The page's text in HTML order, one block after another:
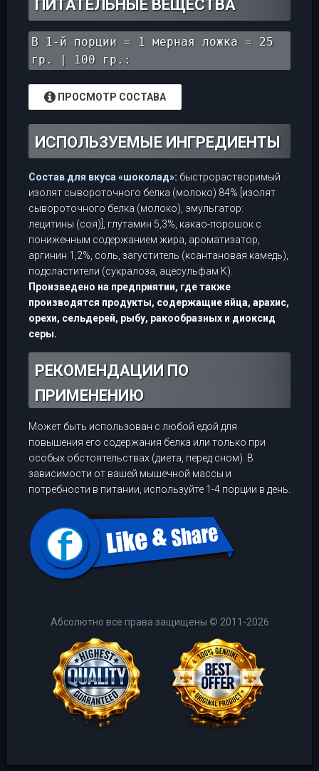
ПИТАТЕЛЬНЫЕ ВЕЩЕСТВА
В 1-й порции = 1 мерная ложка = 25
гр. | 100 гр.:
ПРОСМОТР СОСТАВА
ИСПОЛЬЗУЕМЫЕ ИНГРЕДИЕНТЫ
Состав для вкуса «шоколад»: быстрорастворимый
изолят сывороточного белка (молоко) 84% [изолят
сывороточного белка (молоко), эмульгатор:
лецитины (соя)], глутамин 5,3%, какао-порошок с
пониженным содержанием жира, ароматизатор,
аргинин 1,2%, соль, загуститель (ксантановая камедь),
подсластители (сукралоза, ацесульфам K).
Произведено на предприятии, где также
производятся продукты, содержащие яйца, арахис,
орехи, сельдерей, рыбу, ракообразных и диоксид
серы.
РЕКОМЕНДАЦИИ ПО
ПРИМЕНЕНИЮ
Может быть использован с любой едой для
повышения его содержания белка или только при
особых обстоятельствах (диета, перед сном). В
зависимости от вашей мышечной массы и
потребности в питании, используйте 1-4 порции в день.
Абсолютно все права защищены © 2011-2026